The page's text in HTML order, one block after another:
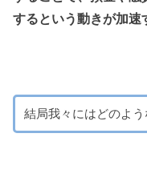
するという動きが加速
結局我々にはどのよ